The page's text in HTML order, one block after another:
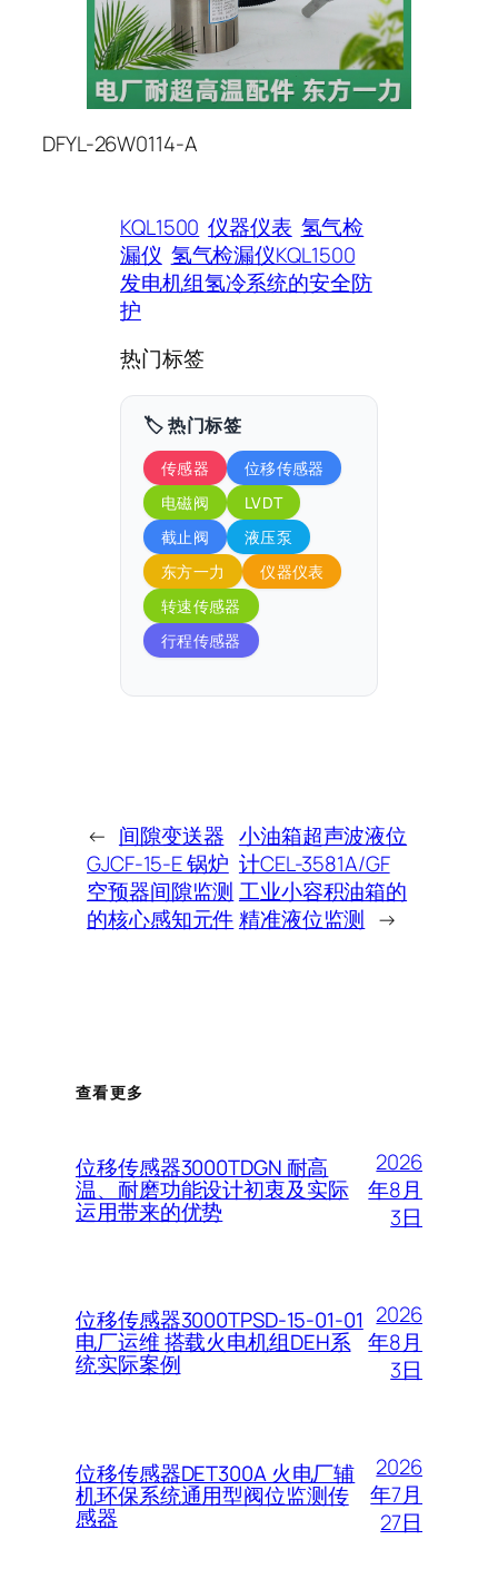
DFYL-26W0114-A
KQL1500 仪器仪表 氢气检
漏仪 氢气检漏仪KQL1500
发电机组氢冷系统的安全防
护
热门标签
🏷️ 热门标签
传感器
位移传感器
电磁阀
LVDT
截止阀
液压泵
东方一力
仪器仪表
转速传感器
行程传感器
← 间隙变送器
GJCF-15-E 锅炉
空预器间隙监测
的核心感知元件
小油箱超声波液位
计CEL-3581A/GF
工业小容积油箱的
精准液位监测 →
查看更多
位移传感器3000TDGN 耐高
温、耐磨功能设计初衷及实际
运用带来的优势
2026
年8月
3日
位移传感器3000TPSD-15-01-01
电厂运维 搭载火电机组DEH系
统实际案例
2026
年8月
3日
位移传感器DET300A 火电厂辅
机环保系统通用型阀位监测传
感器
2026
年7月
27日